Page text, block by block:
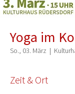
Yoga im
So., 03. März
  |
Zeit & Ort